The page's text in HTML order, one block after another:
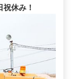
休み！